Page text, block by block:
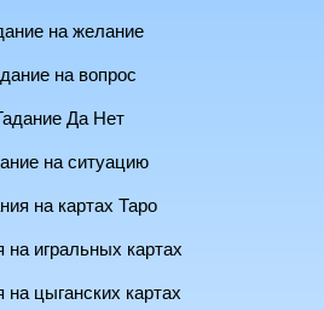
на желание
на вопрос
Да Нет
на ситуацию
на картах Таро
на игральных картах
на цыганских картах